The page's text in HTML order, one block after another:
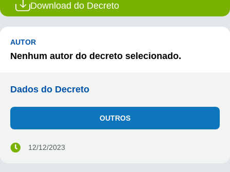
Download do Decreto
AUTOR
Nenhum autor do decreto selecionado.
Dados do Decreto
OUTROS
12/12/2023